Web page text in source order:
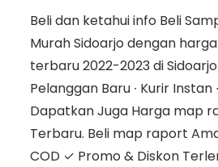
Beli dan ketahui info Beli
Murah Sidoarjo dengan
terbaru 2022-2023 di
Pelanggan Baru ∙ Kurir Instan
Dapatkan Juga Harga map
Terbaru. Beli map raport
COD ✓ Promo & Diskon